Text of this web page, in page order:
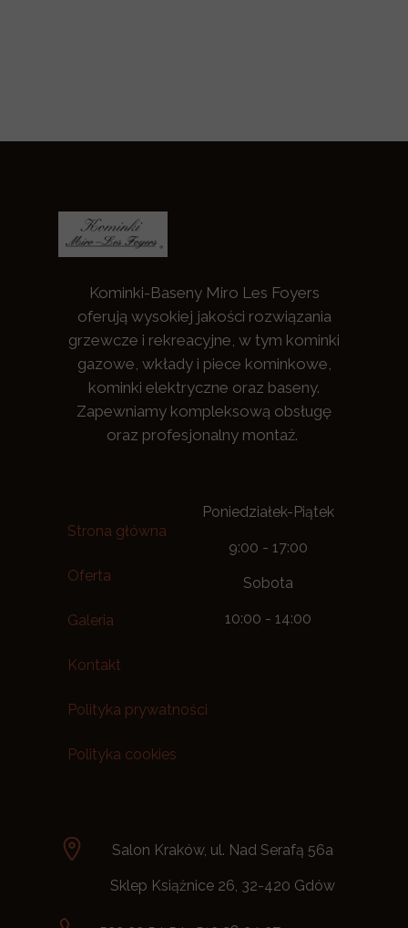
Kominki-Baseny Miro Les Foyers
oferują wysokiej jakości rozwiązania
grzewcze i rekreacyjne, w tym kominki
gazowe, wkłady i piece kominkowe,
kominki elektryczne oraz baseny.
Zapewniamy kompleksową obsługę
oraz profesjonalny montaż.
Strona główna
Oferta
Galeria
Kontakt
Polityka prywatności
Polityka cookies
Poniedziałek-Piątek
9:00 - 17:00
Sobota
10:00 - 14:00
Salon Kraków, ul. Nad Serafą 56a
Sklep Książnice 26, 32-420 Gdów